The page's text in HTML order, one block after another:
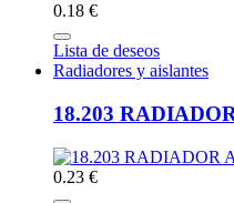
0.18 €
Lista de deseos
Radiadores y aislantes
18.203
0.23 €